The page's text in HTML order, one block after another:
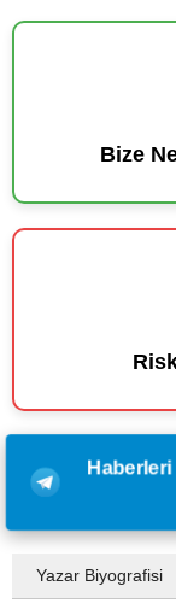
Bize
Yazar Biyografisi